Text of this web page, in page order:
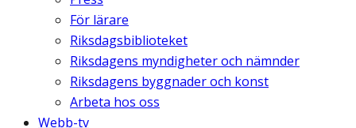
För lärare
Riksdagsbiblioteket
Riksdagens myndigheter och nämnder
Riksdagens byggnader och konst
Arbeta hos oss
Webb-tv